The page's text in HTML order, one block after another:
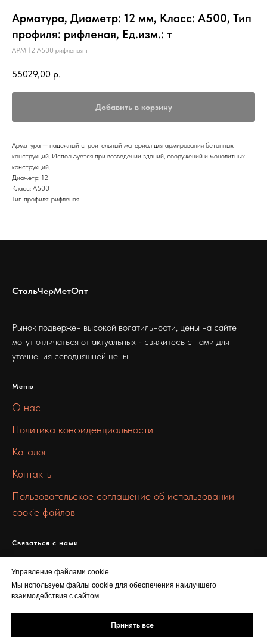
Управление файлами cookie
Мы используем файлы cookie для обеспечения наилучшего
взаимодействия с сайтом.
Принять все
Арматура, Диаметр: 12 мм, Класс: А500, Тип
профиля: рифленая, Ед.изм.: т
АРМ 12 А500 рифленая т
55029,00 р.
Добавить в корзину
Арматура — надежный строительный материал для армирования бетонных
конструкций. Используется при возведении зданий, сооружений и монолитных
конструкций.
Диаметр: 12
Класс: А500
Тип профиля: рифленая
СтальЧерМетОпт
Рынок подвержен высокой волатильности, цены на сайте
могут отличаться от актуальных - свяжитесь с нами для
уточнения сегодняшней цены
Меню
О нас
Политика конфиденциальности
Каталог
Контакты
Пользовательское соглашение об использовании
cookie файлов
Связаться с нами
+7 912 672 9957